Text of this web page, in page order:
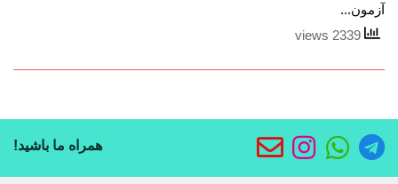
آزمون...
همراه ما باشید!